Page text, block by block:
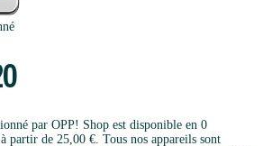
par OPP! Shop est disponible en 0
de 25,00 €. Tous nos appareils sont